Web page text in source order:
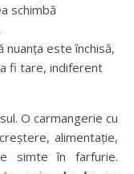
schimbă
nuanța este închisă,
fi tare, indiferent
O carmangerie cu
alimentație,
simte în farfurie.